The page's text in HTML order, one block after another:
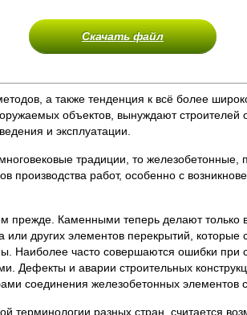
Скачать файл
а также тенденция к всё более
объектов, вынуждают
и эксплуатации.
традиции, то
производства работ, особенно с
прежде. Каменными теперь делают
или других элементов перекрытий,
часто совершаются ошибки при
Дефекты и аварии строительных
соединения железобетонных элементов
терминологии разных стран, считается